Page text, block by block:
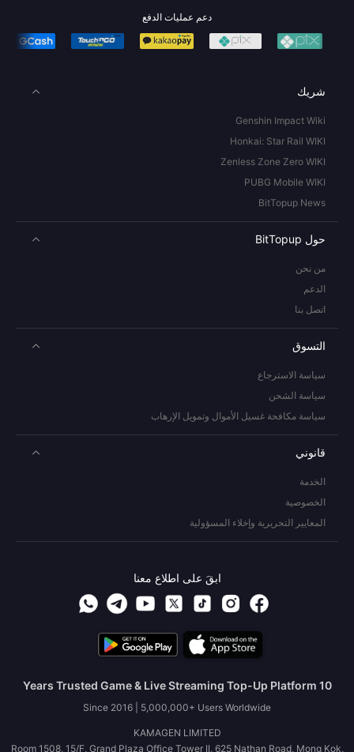
دعم عمليات الدفع
شريك
Genshin Impact Wiki
Honkai: Star Rail WIKI
Zenless Zone Zero WIKI
PUBG Mobile WIKI
BitTopup News
حول BitTopup
من نحن
الدعم
اتصل بنا
التسوق
سياسة الاسترجاع
سياسة الشحن
سياسة مكافحة غسيل الأموال وتمويل الإرهاب
قانوني
الخدمة
الخصوصية
المعايير التحريرية وإخلاء المسؤولية
ابقَ على اطلاع معنا
10 Years Trusted Game & Live Streaming Top-Up Platform
Since 2016 | 5,000,000+ Users Worldwide
KAMAGEN LIMITED
Room 1508, 15/F, Grand Plaza Office Tower II, 625 Nathan Road, Mong Kok,